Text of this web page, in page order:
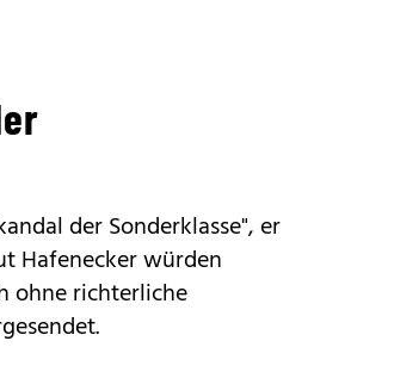
der Sonderklasse", er
Hafenecker würden
ohne richterliche